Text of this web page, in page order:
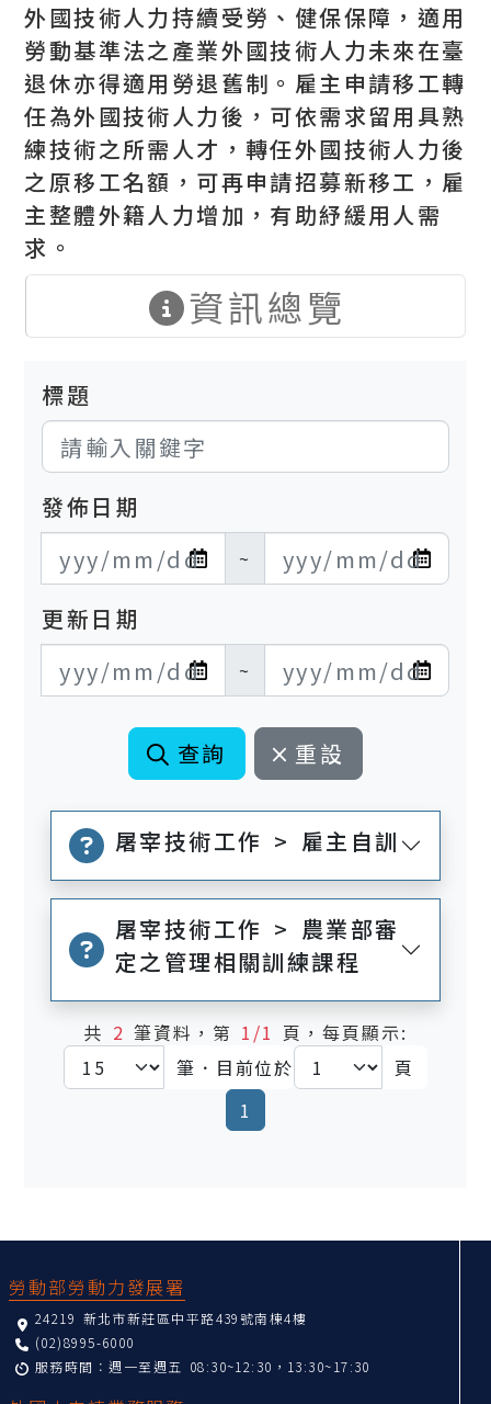
外國技術人力持續受勞、健保保障，適用
勞動基準法之產業外國技術人力未來在臺
退休亦得適用勞退舊制。雇主申請移工轉
任為外國技術人力後，可依需求留用具熟
練技術之所需人才，轉任外國技術人力後
之原移工名額，可再申請招募新移工，雇
主整體外籍人力增加，有助紓緩用人需
求。
資訊總覽
標題
發佈日期
發布日期開始
~
發布日期結束
更新日期
更新日期開始
~
更新日期結束
查詢 重設
屠宰技術工作 > 雇主自訓
屠宰技術工作 > 農業部審
定之管理相關訓練課程
共 2筆資料，第 1/1 頁，每頁顯示:
筆．目前位於
頁
1
勞動部勞動力發展署
24219 新北市新莊區中平路439號南棟4樓
(02)8995-6000
服務時間：週一至週五 08:30~12:30，13:30~17:30